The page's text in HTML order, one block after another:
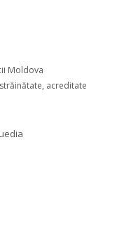
Moldova
acreditate